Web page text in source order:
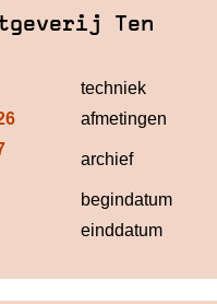
Ten
techniek
afmetingen
archief
begindatum
einddatum